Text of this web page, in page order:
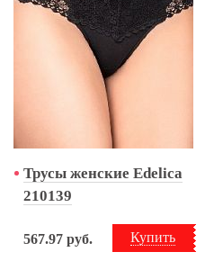
Трусы женские Edelica
210139
Купить
567.97 руб.